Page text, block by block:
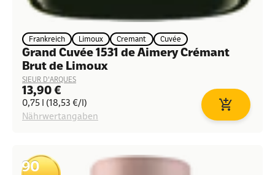
Frankreich Limoux Cremant Cuvée
Grand Cuvée 1531 de Aimery Crémant
Brut de Limoux
SIEUR D'ARQUES
Angebot
13,90 €
0,75 l (18,53 €/l)
Nährwertangaben
In den
90